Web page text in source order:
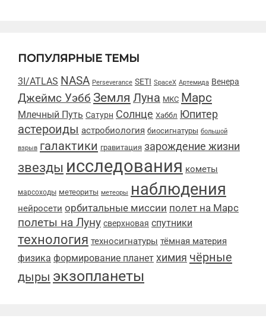
ПОПУЛЯРНЫЕ ТЕМЫ
3I/ATLAS NASA Perseverance SETI SpaceX Артемида Венера
Джеймс Уэбб Земля Луна МКС Марс
Млечный Путь Сатурн Солнце Хаббл Юпитер
астероиды астробиология биосигнатуры большой
взрыв галактики гравитация зарождение жизни
звезды исследования кометы
марсоходы метеориты метеоры наблюдения
нейросети орбитальные миссии полет на Марс
полеты на Луну сверхновая спутники
технология техносигнатуры тёмная материя
физика формирование планет химия чёрные
дыры экзопланеты